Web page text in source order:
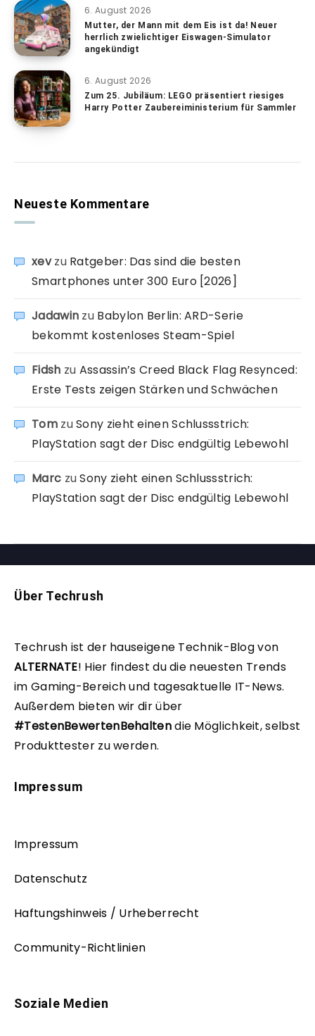
6. August 2026
Mutter, der Mann mit dem Eis ist da! Neuer
herrlich zwielichtiger Eiswagen-Simulator
angekündigt
6. August 2026
Zum 25. Jubiläum: LEGO präsentiert riesiges
Harry Potter Zaubereiministerium für Sammler
Neueste Kommentare
xevzu Ratgeber: Das sind die besten
Smartphones unter 300 Euro [2026]
Jadawin zu Babylon Berlin: ARD-Serie
bekommt kostenloses Steam-Spiel
Fidsh zu Assassin’s Creed Black Flag Resynced:
Erste Tests zeigen Stärken und Schwächen
TomzuSony zieht einen Schlussstrich:
PlayStation sagt der Disc endgültig Lebewohl
Marc zuSony zieht einen Schlussstrich:
PlayStation sagt der Disc endgültig Lebewohl
Über Techrush
Techrush ist der hauseigene Technik-Blog von
ALTERNATE! Hier findest du die neuesten Trends
im Gaming-Bereich und tagesaktuelle IT-News.
Außerdem bieten wir dir über
#TestenBewertenBehaltendie Möglichkeit, selbst
Produkttester zu werden.
Impressum
Impressum
Datenschutz
Haftungshinweis / Urheberrecht
Community-Richtlinien
Soziale Medien